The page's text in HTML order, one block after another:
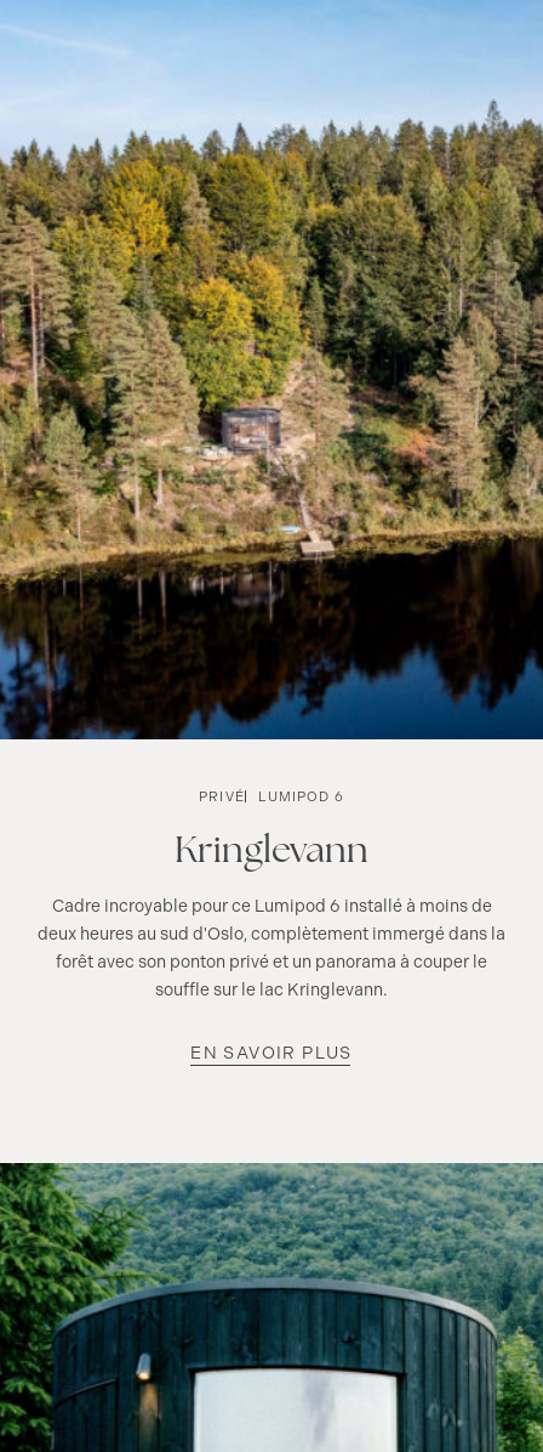
PRIVÉ LUMIPOD 6
Kringlevann
Cadre incroyable pour ce Lumipod 6 installé à moins de
deux heures au sud d'Oslo, complètement immergé dans la
forêt avec son ponton privé et un panorama à couper le
souffle sur le lac Kringlevann.
EN SAVOIR PLUS